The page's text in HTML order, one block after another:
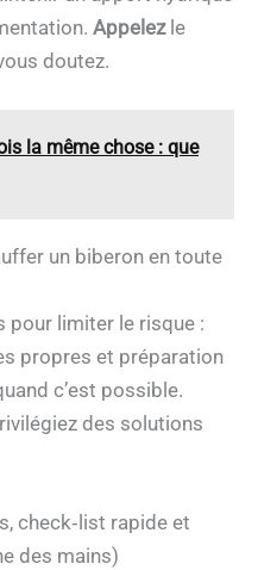
Appelezle
doutez.
la même chose : que
un biberon en toute
pour limiter le risque :
propres et préparation
c’est possible.
des solutions
check‑list rapide et
des mains)